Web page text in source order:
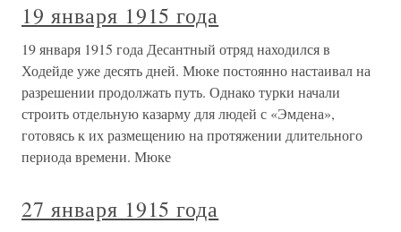
19 января 1915 года
19 января 1915 года Десантный отряд находился в
Ходейде уже десять дней. Мюке постоянно настаивал на
разрешении продолжать путь. Однако турки начали
строить отдельную казарму для людей с «Эмдена»,
готовясь к их размещению на протяжении длительного
периода времени. Мюке
27 января 1915 года